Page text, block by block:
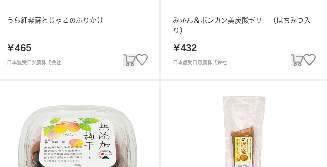
うら紅紫蘇とじゃこのふりかけ
￥465
日本豊受自然農株式会社
みかん＆ポンカン美炭酸ゼリー（はちみつ入
り）
￥432
日本豊受自然農株式会社